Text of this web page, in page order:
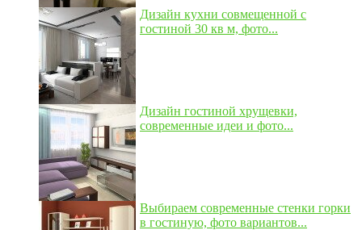
Дизайн кухни совмещенной с
гостиной 30 кв м, фото...
Дизайн гостиной хрущевки,
современные идеи и фото...
Выбираем современные стенки горки
в гостиную, фото вариантов...